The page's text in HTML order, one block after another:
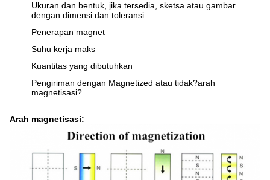
Ukuran dan bentuk, jika tersedia, sketsa atau gambar
dengan dimensi dan toleransi.
Penerapan magnet
Suhu kerja maks
Kuantitas yang dibutuhkan
Pengiriman dengan Magnetized atau tidak?arah
magnetisasi?
Arah magnetisasi: